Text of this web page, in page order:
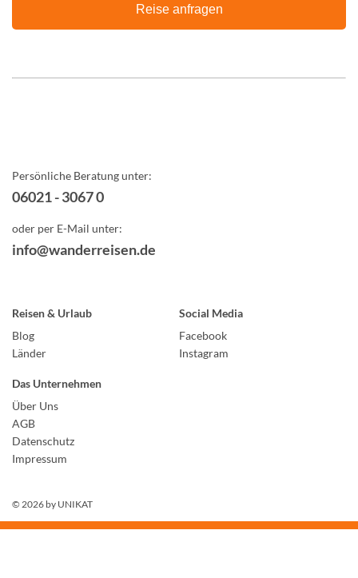
Reise anfragen
Persönliche Beratung unter:
06021 - 3067 0
oder per E-Mail unter:
info@wanderreisen.de
Reisen & Urlaub
Blog
Länder
Social Media
Facebook
Instagram
Das Unternehmen
Über Uns
AGB
Datenschutz
Impressum
© 2026 by UNIKAT